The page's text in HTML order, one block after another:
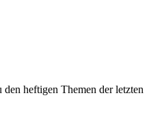
heftigen Themen der letzten